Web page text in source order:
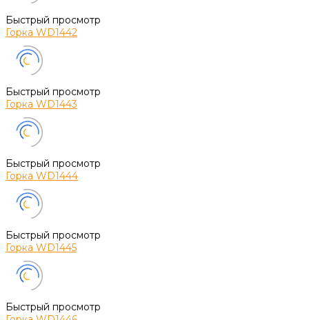
Быстрый просмотр
Горка WD1442
Быстрый просмотр
Горка WD1443
Быстрый просмотр
Горка WD1444
Быстрый просмотр
Горка WD1445
Быстрый просмотр